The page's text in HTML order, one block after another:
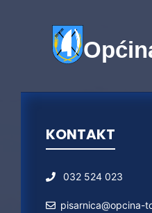
KONTAKT
032 524 023
pisarnica@opcina-